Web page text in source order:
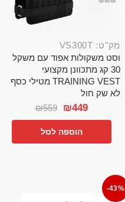
מק"ט: VS300T
וסט משקולות אפוד עם משקל
30 קג מתכוונן מקצועי
TRAINING VEST מטילי כסף
לא שק חול
₪559 ₪449
הוספה לסל
-43%